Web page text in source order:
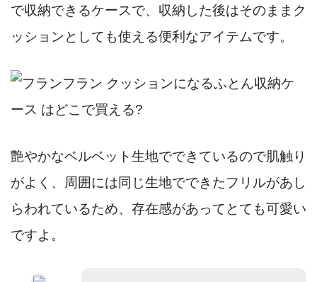
で収納できるケースで、収納した後はそのままク
ッションとしても使える便利なアイテムです。
艶やかなベルベット生地でできているので肌触り
がよく、周囲には同じ生地でできたフリルがあし
らわれているため、存在感があってとても可愛い
ですよ。